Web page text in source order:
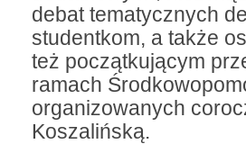
debat tematycznych
studentkom, a także
też początkującym
ramach
organizowanych
Koszalińską.